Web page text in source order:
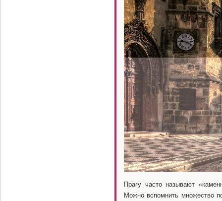
Прагу часто называют
Можно вспомнить множество